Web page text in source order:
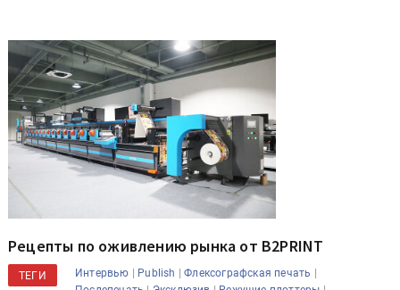
Рецепты по оживлению рынка от B2PRINT
ТЕГИ Интервью | Publish |Флексографская печать |